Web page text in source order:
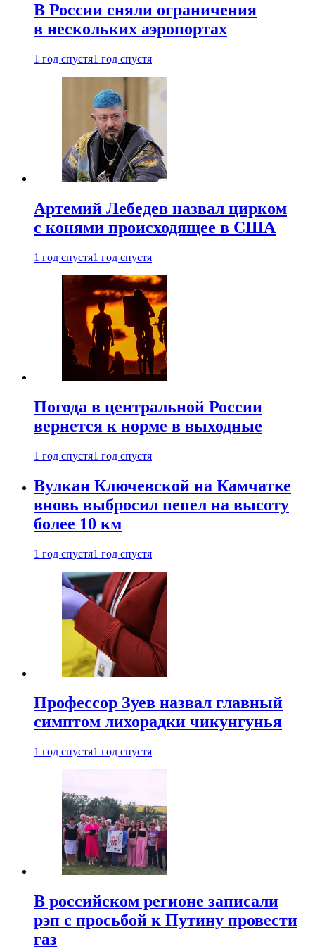
В России сняли ограничения
в нескольких аэропортах
1 год спустя1 год спустя
Артемий Лебедев назвал цирком
с конями происходящее в США
1 год спустя1 год спустя
Погода в центральной России
вернется к норме в выходные
1 год спустя1 год спустя
Вулкан Ключевской на Камчатке
вновь выбросил пепел на высоту
более 10 км
1 год спустя1 год спустя
Профессор Зуев назвал главный
симптом лихорадки чикунгунья
1 год спустя1 год спустя
В российском регионе записали
рэп с просьбой к Путину провести
газ